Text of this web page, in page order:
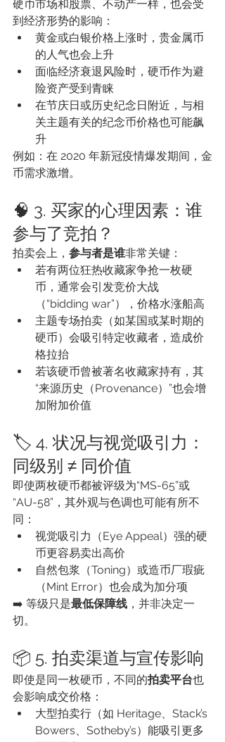
硬币市场和股票、不动产一样，也会受
到经济形势的影响：
黄金或白银价格上涨时，贵金属币
的人气也会上升
面临经济衰退风险时，硬币作为避
险资产受到青睐
在节庆日或历史纪念日附近，与相
关主题有关的纪念币价格也可能飙
升
例如：在 2020 年新冠疫情爆发期间，金
币需求激增。
🧠 3. 买家的心理因素：谁
参与了竞拍？
拍卖会上， 参与者是谁非常关键：
若有两位狂热收藏家争抢一枚硬
币，通常会引发竞价大战
（“bidding war”），价格水涨船高
主题专场拍卖（如某国或某时期的
硬币）会吸引特定收藏者，造成价
格拉抬
若该硬币曾被著名收藏家持有，其
“来源历史（Provenance）”也会增
加附加价值
🏷️ 4. 状况与视觉吸引力：
同级别 ≠ 同价值
即使两枚硬币都被评级为“MS-65”或
“AU-58”，其外观与色调也可能有所不
同：
视觉吸引力（Eye Appeal）强的硬
币更容易卖出高价
自然包浆（Toning）或造币厂瑕疵
（Mint Error）也会成为加分项
➡️ 等级只是最低保障线 ，并非决定一
切。
📦 5. 拍卖渠道与宣传影响
即使是同一枚硬币，不同的拍卖平台也
会影响成交价格：
大型拍卖行（如 Heritage、Stack’s
Bowers、Sotheby’s）能吸引更多